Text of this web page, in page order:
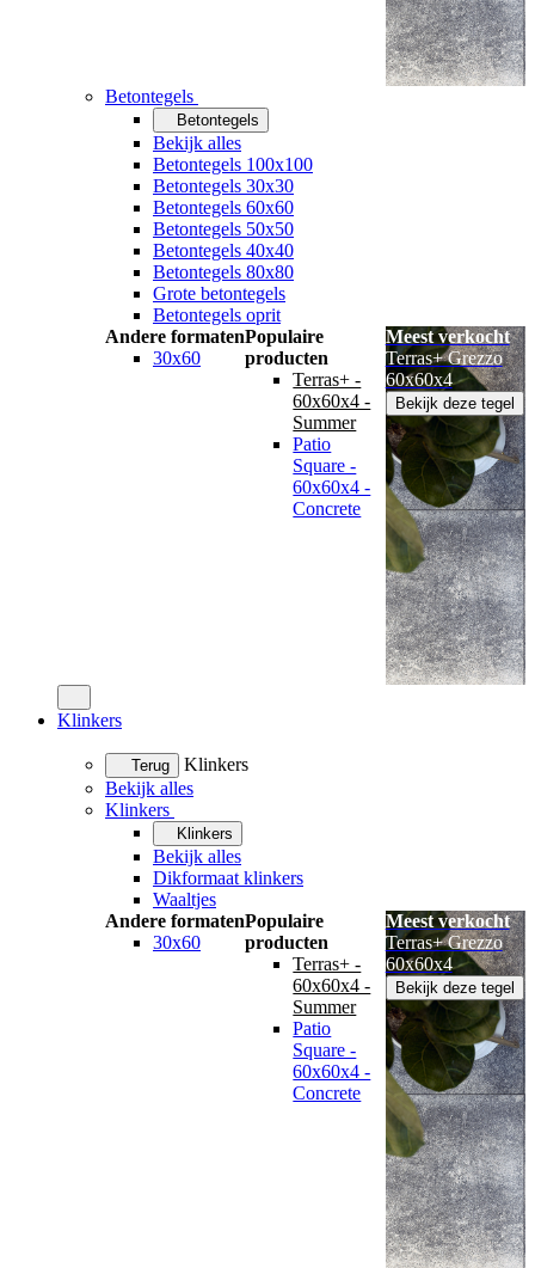
Betontegels
Betontegels
Bekijk alles
Betontegels 100x100
Betontegels 30x30
Betontegels 60x60
Betontegels 50x50
Betontegels 40x40
Betontegels 80x80
Grote betontegels
Betontegels oprit
Andere formaten
30x60
Populaire
producten
Terras+ -
60x60x4 -
Summer
Patio
Square -
60x60x4 -
Concrete
Meest verkocht
Terras+ Grezzo
60x60x4
Bekijk deze tegel
Klinkers
Terug
Klinkers
Bekijk alles
Klinkers
Klinkers
Bekijk alles
Dikformaat klinkers
Waaltjes
Andere formaten
30x60
Populaire
producten
Terras+ -
60x60x4 -
Summer
Patio
Square -
60x60x4 -
Concrete
Meest verkocht
Terras+ Grezzo
60x60x4
Bekijk deze tegel